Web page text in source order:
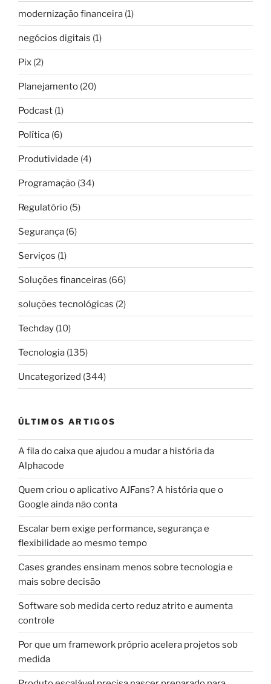
modernização financeira (1)
negócios digitais (1)
Pix (2)
Planejamento (20)
Podcast (1)
Política (6)
Produtividade (4)
Programação (34)
Regulatório (5)
Segurança (6)
Serviços (1)
Soluções financeiras (66)
soluções tecnológicas (2)
Techday (10)
Tecnologia (135)
Uncategorized (344)
ÚLTIMOS ARTIGOS
A fila do caixa que ajudou a mudar a história da
Alphacode
Quem criou o aplicativo AJFans? A história que o
Google ainda não conta
Escalar bem exige performance, segurança e
flexibilidade ao mesmo tempo
Cases grandes ensinam menos sobre tecnologia e
mais sobre decisão
Software sob medida certo reduz atrito e aumenta
controle
Por que um framework próprio acelera projetos sob
medida